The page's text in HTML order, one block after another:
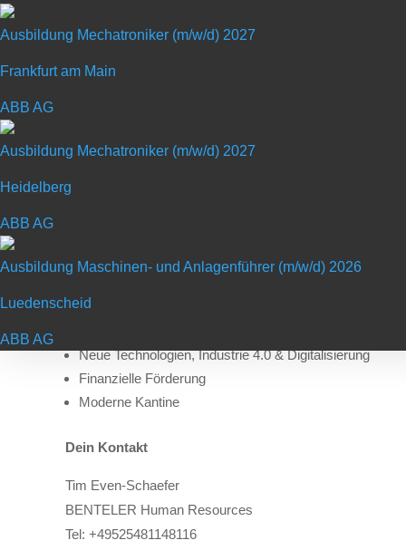
Ausbildung Mechatroniker (m/w/d) 2027
Frankfurt am Main
ABB AG
Ausbildung Mechatroniker (m/w/d) 2027
Heidelberg
ABB AG
Ausbildung Maschinen- und Anlagenführer (m/w/d) 2026
Luedenscheid
ABB AG
Deine Persönlichkeit
Du strebst die allgemeine Hochschulreife oder eine
Du liebst Abwechslung und Herausforderungen und
3- monatiger Auslandsaufenthalt
Neue Technologien, Industrie 4.0 & Digitalisierung
Finanzielle Förderung
Moderne Kantine
Dein Kontakt
Tim Even-Schaefer
BENTELER Human Resources
Tel: +49525481148116